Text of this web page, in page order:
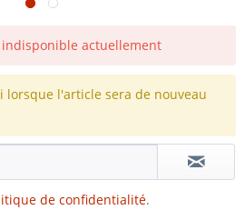
indisponible actuellement
lorsque l'article sera de nouveau
de confidentialité.